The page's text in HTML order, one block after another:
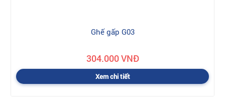
Ghế gấp G03
304.000 VNĐ
Xem chi tiết